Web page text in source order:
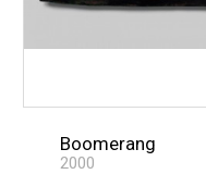
Boomerang
2000